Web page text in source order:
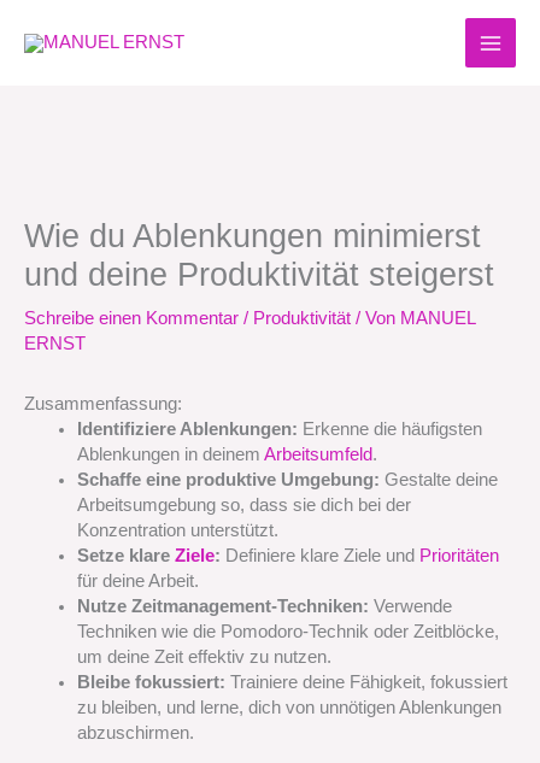
Inhalt
Wie du Ablenkungen minimierst
und deine Produktivität steigerst
Schreibe einen Kommentar / Produktivität / Von MANUEL
ERNST
Zusammenfassung:
Identifiziere Ablenkungen: Erkenne die häufigsten
Ablenkungen in deinem Arbeitsumfeld.
Schaffe eine produktive Umgebung: Gestalte deine
Arbeitsumgebung so, dass sie dich bei der
Konzentration unterstützt.
Setze klare Ziele: Definiere klare Ziele und Prioritäten
für deine Arbeit.
Nutze Zeitmanagement-Techniken: Verwende
Techniken wie die Pomodoro-Technik oder Zeitblöcke,
um deine Zeit effektiv zu nutzen.
Bleibe fokussiert: Trainiere deine Fähigkeit, fokussiert
zu bleiben, und lerne, dich von unnötigen Ablenkungen
abzuschirmen.